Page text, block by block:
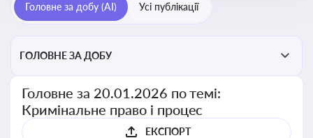
Головне за добу (AI) Усі публікації
ГОЛОВНЕ ЗА ДОБУ
Головне за 20.01.2026 по темі:
Кримінальне право і процес
ЕКСПОРТ